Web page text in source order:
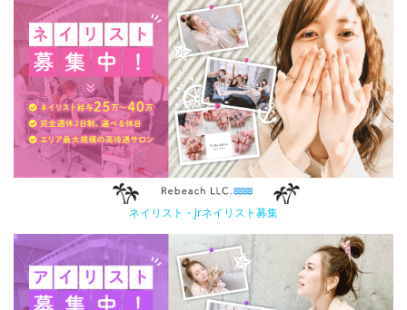
ネイリスト・Jrネイリスト募集